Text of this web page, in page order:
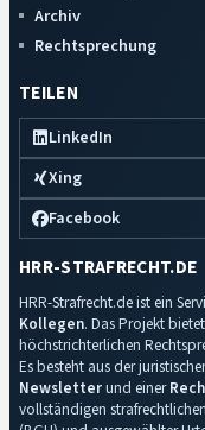
Archiv
Rechtsprechung
TEILEN
LinkedIn
Xing
Facebook
HRR-STRAFRECHT.DE
HRR-Strafrecht.de ist ein
Kollegen. Das Projekt
höchstrichterlichen
Es besteht aus der
Newsletterund einer
vollständigen